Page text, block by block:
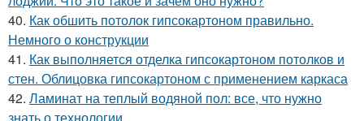
40. Как обшить потолок гипсокартоном правильно.
Немного о конструкции
41. Как выполняется отделка гипсокартоном потолков и
стен. Облицовка гипсокартоном с применением каркаса
42. Ламинат на теплый водяной пол: все, что нужно